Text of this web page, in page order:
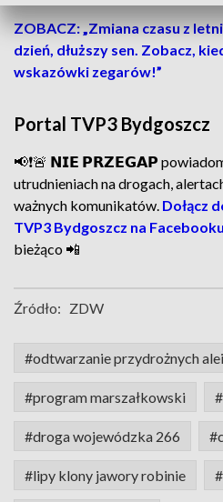
ZOBACZ: „Zmiana czasu z
dzień, dłuższy sen. Zobacz,
wskazówki zegarów!”
Portal TVP3 Bydgoszcz
📢❗🚨 𝗡𝗜𝗘 𝗣𝗥𝗭𝗘𝗚𝗔𝗣
utrudnieniach na drogach,
ważnych komunikatów. Dołącz
TVP3 Bydgoszcz na Facebooku
bieżąco 📲
Źródło: ZDW
#odtwarzanie przydrożnych alei
#program marszałkowski
#droga wojewódzka 266
#lipy klony jawory robinie